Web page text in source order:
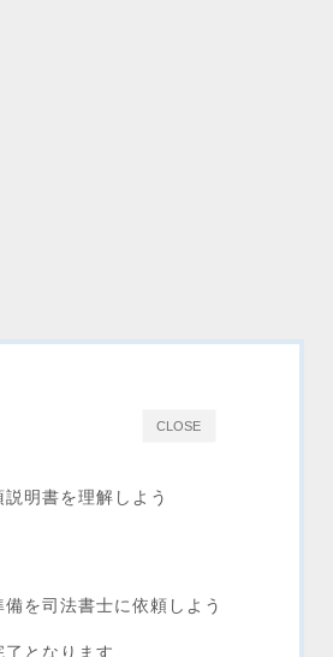
CLOSE
明書を理解しよう
を司法書士に依頼しよう
となります